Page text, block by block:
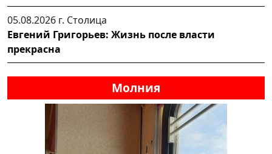
05.08.2026 г. Столица
Евгений Григорьев: Жизнь после власти
прекрасна
Молния